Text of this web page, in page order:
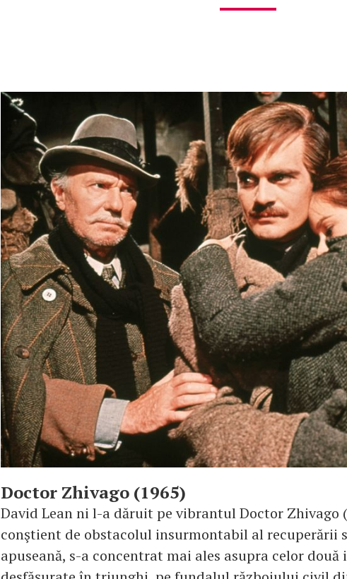
Doctor Zhivago (1965)
David Lean ni l-a dăruit pe vibrantul Doctor Zhivago
conştient de obstacolul insurmontabil al
apuseană, s-a concentrat mai ales asupra celor